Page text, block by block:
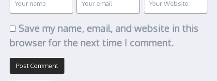
Save my name, email, and website in this
browser for the next time I comment.